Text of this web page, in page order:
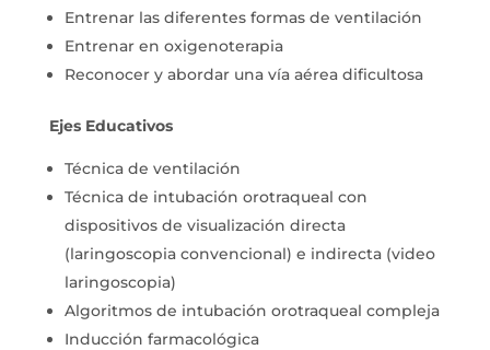
Entrenar las diferentes formas de ventilación
Entrenar en oxigenoterapia
Reconocer y abordar una vía aérea dificultosa
Ejes Educativos
Técnica de ventilación
Técnica de intubación orotraqueal con
dispositivos de visualización directa
(laringoscopia convencional) e indirecta (video
laringoscopia)
Algoritmos de intubación orotraqueal compleja
Inducción farmacológica